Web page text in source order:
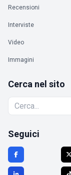
Recensioni
Interviste
Video
Immagini
Cerca nel sito
Seguici